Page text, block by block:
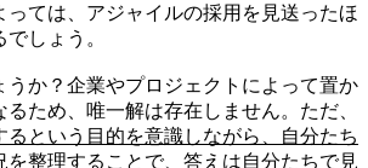
っては、アジャイルの採用を見送ったほ
しょう。
うか？企業やプロジェクトによって置か
ため、唯一解は存在しません。ただ、
るという目的を意識しながら、自分たち
を整理することで、答えは自分たちで見